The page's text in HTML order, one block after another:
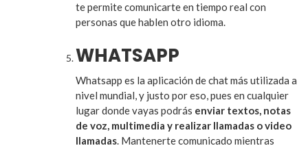
te permite comunicarte en tiempo real con
personas que hablen otro idioma.
WHATSAPP
Whatsapp es la aplicación de chat más utilizada a
nivel mundial, y justo por eso, pues en cualquier
lugar donde vayas podrás enviar textos, notas
de voz, multimedia y realizar llamadas o video
llamadas. Mantenerte comunicado mientras